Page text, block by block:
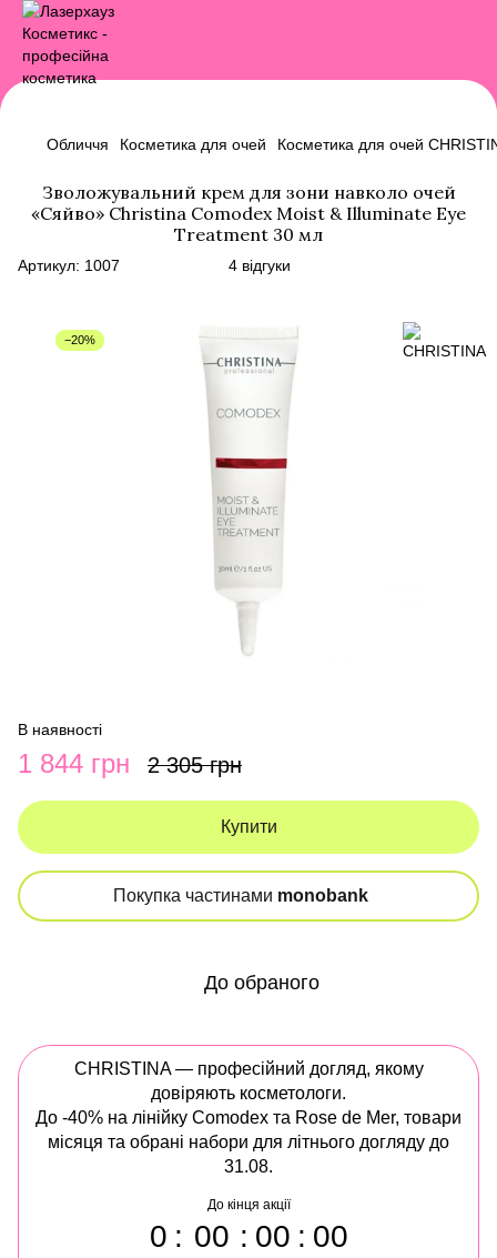
Обличчя Косметика для очей Косметика для очей
Зволожувальний крем для зони навколо очей
«Сяйво» Christina Comodex Moist & Illuminate Eye
Treatment 30 мл
Артикул: 1007 4 відгуки
−20%
В наявності
1 844 грн 2 305 грн
Купити
Покупка частинами monobank
До обраного
CHRISTINA — професійний догляд, якому
довіряють косметологи.
До -40% на лінійку Comodex та Rose de Mer, товари
місяця та обрані набори для літнього догляду до
31.08.
До кінця акції
0 00 00 00